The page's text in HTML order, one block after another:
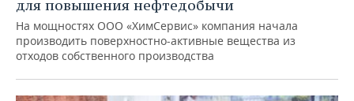
для повышения нефтедобычи
На мощностях ООО «ХимСервис» компания начала
производить поверхностно-активные вещества из
отходов собственного производства